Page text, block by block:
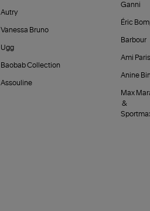
Autry
Vanessa Bruno
Ugg
Baobab Collection
Assouline
Ganni
Éric
Barbour
Ami Paris
Anine
Max
&